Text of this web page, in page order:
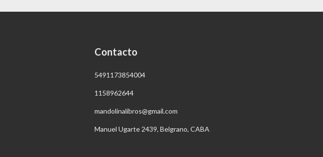
Contacto
5491173854004
1158962644
mandolinalibros@gmail.com
Manuel Ugarte 2439, Belgrano, CABA